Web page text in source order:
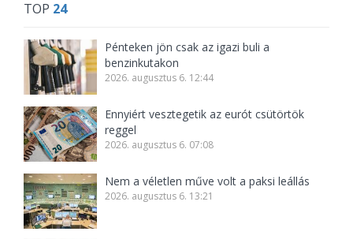
TOP 24
Pénteken jön csak az igazi buli a
benzinkutakon
2026. augusztus 6. 12:44
Ennyiért vesztegetik az eurót csütörtök
reggel
2026. augusztus 6. 07:08
Nem a véletlen műve volt a paksi leállás
2026. augusztus 6. 13:21